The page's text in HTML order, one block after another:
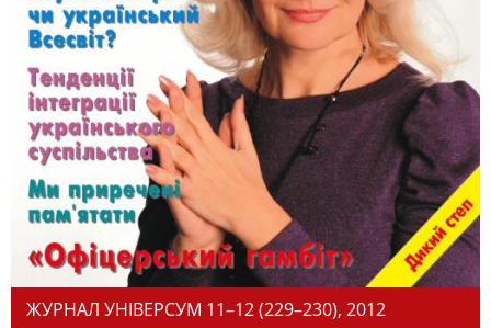
ЖУРНАЛ УНІВЕРСУМ 11–12 (229–230), 2012